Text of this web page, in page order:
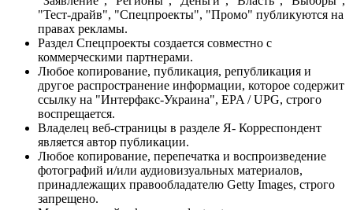
"Тест-драйв", "Спецпроекты", "Промо" публикуются на
правах рекламы.
Раздел Спецпроекты создается совместно с
коммерческими партнерами.
Любое копирование, публикация, републикация и
другое распространение информации, которое содержит
ссылку на "Интерфакс-Украина", EPA / UPG, строго
воспрещается.
Владелец веб-страницы в разделе Я- Корреспондент
является автор публикации.
Любое копирование, перепечатка и воспроизведение
фотографий и/или аудиовизуальных материалов,
принадлежащих правообладателю Getty Images, строго
запрещено.